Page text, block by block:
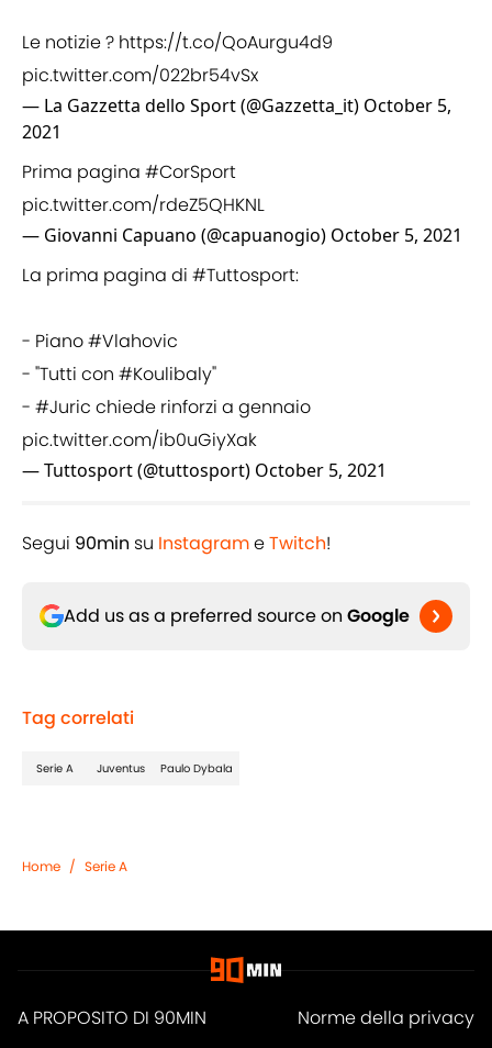
Le notizie ? https://t.co/QoAurgu4d9
pic.twitter.com/022br54vSx
— La Gazzetta dello Sport (@Gazzetta_it) October 5,
2021
Prima pagina #CorSport
pic.twitter.com/rdeZ5QHKNL
— Giovanni Capuano (@capuanogio) October 5, 2021
La prima pagina di #Tuttosport:
- Piano#Vlahovic
- "Tutti con #Koulibaly"
- #Juric chiede rinforzi a gennaio
pic.twitter.com/ib0uGiyXak
— Tuttosport (@tuttosport) October 5, 2021
Segui 90min su InstagrameTwitch!
Add us as a preferred source on Google
Tag correlati
Serie A Juventus Paulo Dybala
Home / Serie A
A PROPOSITO DI 90MIN
Norme della privacy